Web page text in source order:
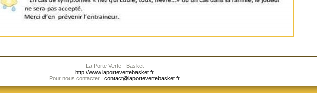
La Porte Verte - Basket
http://www.laportevertebasket.fr
Pour nous contacter : contact@laportevertebasket.fr